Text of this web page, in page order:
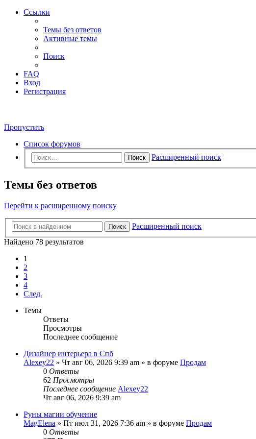
Ссылки
Темы без ответов
Активные темы
Поиск
FAQ
Вход
Регистрация
Пропустить
Список форумов
Поиск Расширенный поиск
Темы без ответов
Перейти к расширенному поиску
Поиск
Расширенный поиск
Найдено 78 результатов
1
2
3
4
След.
Темы
Ответы
Просмотры
Последнее сообщение
Дизайнер интерьера в Спб
Alexey22 » Чт авг 06, 2026 9:39 am » в форуме Продам
0 Ответы
62 Просмотры
Последнее сообщение Alexey22
Чт авг 06, 2026 9:39 am
Руны магии обучение
MagElena » Пт июл 31, 2026 7:36 am » в форуме Продам
0 Ответы